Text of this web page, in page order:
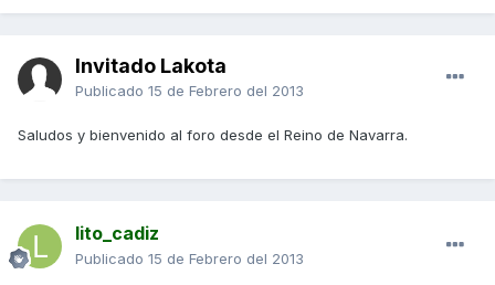
Invitado Lakota
Publicado 15 de Febrero del 2013
Saludos y bienvenido al foro desde el Reino de Navarra.
lito_cadiz
Publicado 15 de Febrero del 2013